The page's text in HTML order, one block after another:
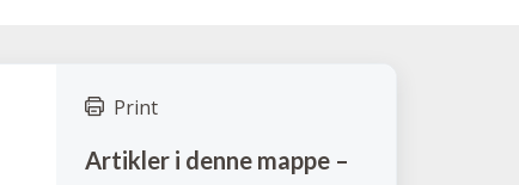
Print
Artikler i denne mappe –